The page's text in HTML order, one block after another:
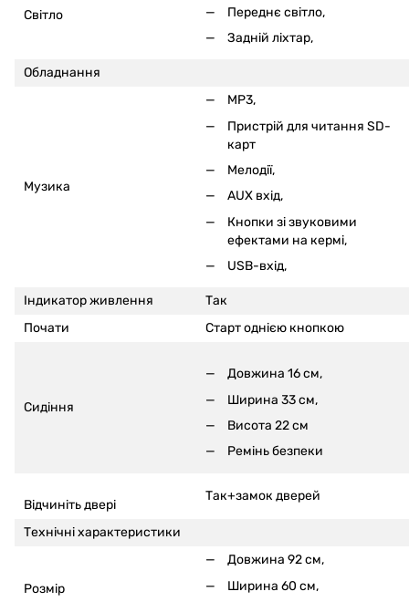
Світло
Переднє світло,
Задній ліхтар,
Обладнання
Музика
MP3,
Пристрій для читання SD-
карт
Мелодії,
AUX вхід,
Кнопки зі звуковими
ефектами на кермі,
USB-вхід,
Індикатор живлення
Так
Почати
Старт однією кнопкою
Сидіння
Довжина 16 см,
Ширина 33 см,
Висота 22 см
Ремінь безпеки
Відчиніть двері
Так+замок дверей
Технічні характеристики
Розмір
Довжина 92 см,
Ширина 60 см,